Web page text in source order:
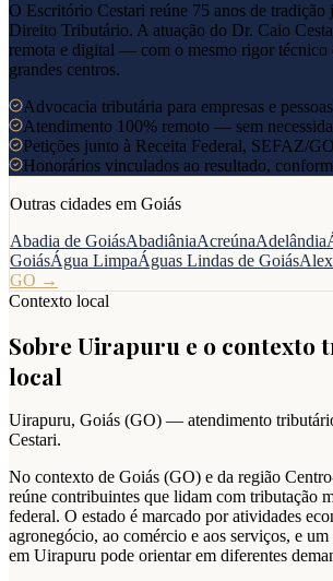
O Escritório Cestari reúne 75 anos de
Direito Tributário. A atuação do Dr. Caio
remota e digital — com o mesmo rigor técnico
grandes centros.
Advocacia tributária para empresas e
Atendimento 100% remoto — sem
Petições junto à Receita Federal, SEFAZ/
Honorários vinculados ao resultado,
Outras cidades em Goiás
Abadia de GoiásAbadiâniaAcreúnaAdelândia
GoiásÁgua LimpaÁguas Lindas de Goiás
GO →
Contexto local
Sobre Uirapuru e o contexto
local
Uirapuru, Goiás (GO) — atendimento
Cestari.
No contexto de Goiás (GO) e da região
reúne contribuintes que lidam com tributação
federal. O estado é marcado por atividades
agronegócio, ao comércio e aos serviços, e
em Uirapuru pode orientar em diferentes